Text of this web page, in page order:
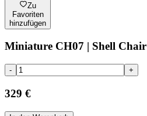
Zu
Favoriten
hinzufügen
Miniature CH07 | Shell Chair
- +
329 €